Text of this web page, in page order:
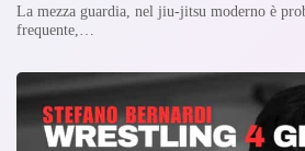
La mezza guardia, nel jiu-jitsu moderno è
frequente,…